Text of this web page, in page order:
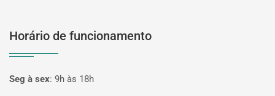
Horário de funcionamento
Seg à sex: 9h às 18h